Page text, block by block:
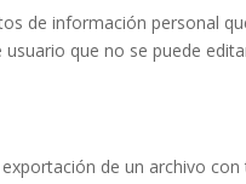
de información personal
que no se puede
de un archivo